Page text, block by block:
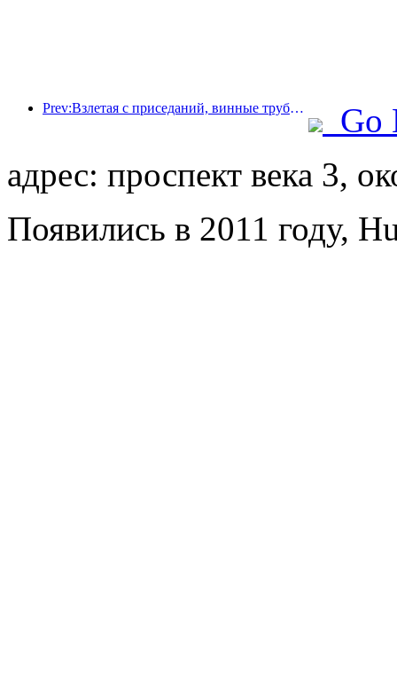
Prev:Взлетая с приседаний, винные трубки малого и среднего размера отправляются в новый путь накопления энергии.
Go
адрес: проспект века 3,
Появились в 2011 году,